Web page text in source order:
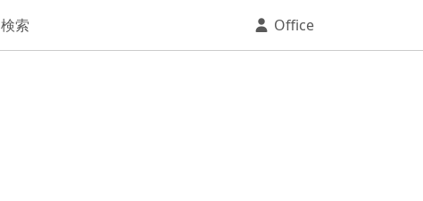
検索 Office